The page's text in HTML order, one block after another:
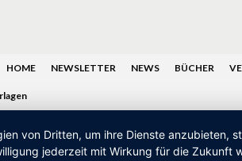
HOME NEWSLETTER NEWS BÜCHER
von Dritten, um ihre Dienste
jederzeit mit Wirkung für die Zukunft